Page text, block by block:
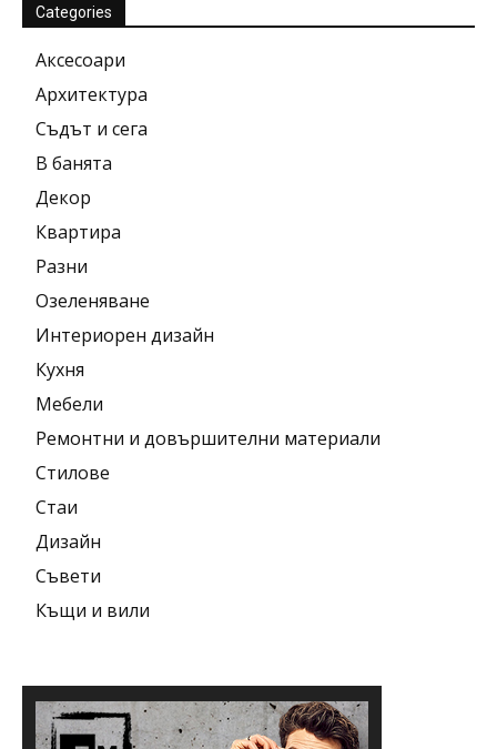
Categories
Аксесоари
Архитектура
Съдът и сега
В банята
Декор
Квартира
Разни
Озеленяване
Интериорен дизайн
Кухня
Мебели
Ремонтни и довършителни материали
Стилове
Стаи
Дизайн
Съвети
Къщи и вили